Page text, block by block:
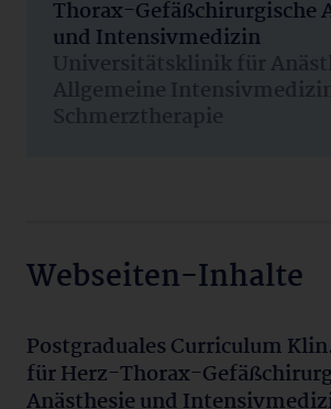
Thorax-Gefäßchirurgische
und Intensivmedizin
Universitätsklinik für
Allgemeine
Schmerztherapie
Webseiten-Inhalte
Postgraduales Curriculum
für Herz-Thorax-
Anästhesie und